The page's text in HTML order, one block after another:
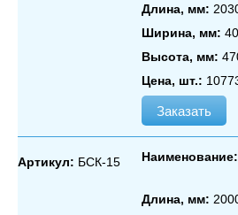
Длина, мм:
Ширина, мм:
Высота, мм:
Цена, шт.:
Заказать
Артикул: БСК-15 Наименование:
Длина, мм: